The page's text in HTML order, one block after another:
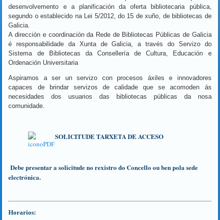
desenvolvemento e a planificación da oferta bibliotecaria pública,
segundo o establecido na Lei 5/2012, do 15 de xuño, de bibliotecas de
Galicia.
A dirección e coordinación da Rede de Bibliotecas Públicas de Galicia
é responsabilidade da Xunta de Galicia, a través do Servizo do
Sistema de Bibliotecas da Consellería de Cultura, Educación e
Ordenación Universitaria
Aspiramos a ser un servizo con procesos áxiles e innovadores
capaces de brindar servizos de calidade que se acomoden ás
necesidades dos usuarios das bibliotecas públicas da nosa
comunidade.
SOLICITUDE TARXETA DE ACCESO
Debe presentar a solicitude no rexistro do Concello ou ben pola sede
electrónica.
Horarios: